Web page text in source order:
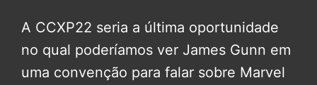
A CCXP22 seria a última oportunidade
no qual poderíamos ver James Gunn em
uma convenção para falar sobre Marvel